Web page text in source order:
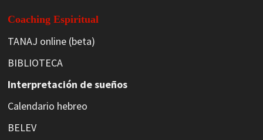
Coaching Espiritual
TANAJ online (beta)
BIBLIOTECA
Interpretación de sueños
Calendario hebreo
BELEV